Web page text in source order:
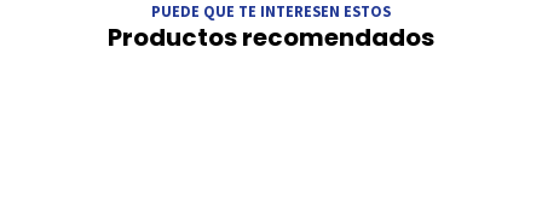
PUEDE QUE TE INTERESEN ESTOS
Productos recomendados